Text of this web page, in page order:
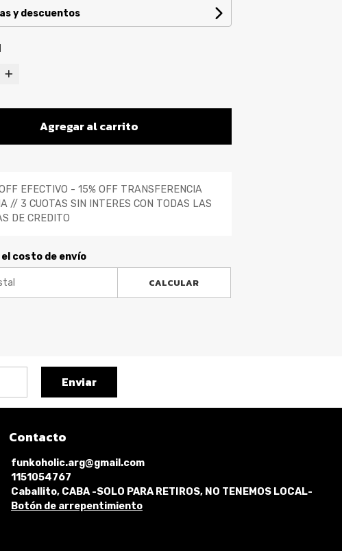
y descuentos
Agregar al carrito
EFECTIVO - 15% OFF TRANSFERENCIA
// 3 CUOTAS SIN INTERES CON TODAS LAS
DE CREDITO
costo de envío
CALCULAR
Enviar
Contacto
funkoholic.arg@gmail.com
1151054767
Caballito, CABA -SOLO PARA RETIROS, NO TENEMOS LOCAL-
Botón de arrepentimiento